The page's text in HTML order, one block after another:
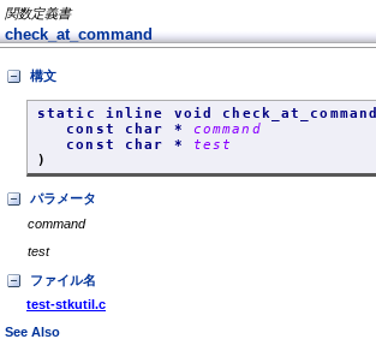
関数定義書
check_at_command
構文
static inline void check_at_command
const char * command
const char * test
)
パラメータ
command
test
ファイル名
test-stkutil.c
See Also